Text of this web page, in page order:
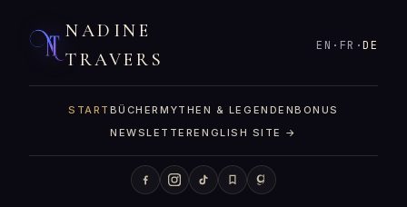
NADINE
TRAVERS
START BÜCHERMYTHEN & LEGENDENBONUS
NEWSLETTERENGLISH SITE →
EN · FR ·DE